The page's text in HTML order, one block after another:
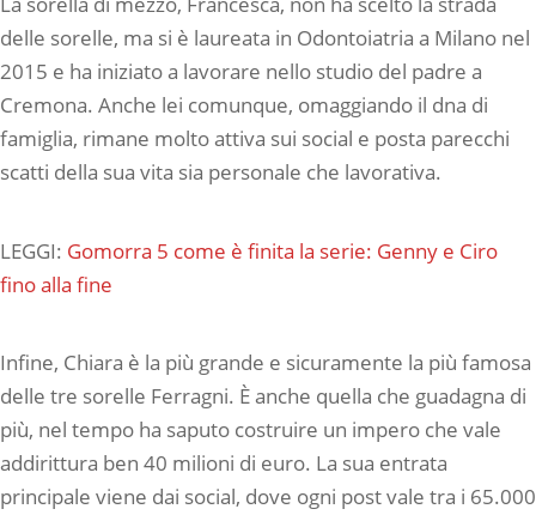
delle sorelle, ma si è laureata in Odontoiatria a Milano nel
2015 e ha iniziato a lavorare nello studio del padre a
Cremona. Anche lei comunque, omaggiando il dna di
famiglia, rimane molto attiva sui social e posta parecchi
scatti della sua vita sia personale che lavorativa.
LEGGI: Gomorra 5 come è finita la serie: Genny e Ciro
fino alla fine
Infine, Chiara è la più grande e sicuramente la più famosa
delle tre sorelle Ferragni. È anche quella che guadagna di
più, nel tempo ha saputo costruire un impero che vale
addirittura ben 40 milioni di euro. La sua entrata
principale viene dai social, dove ogni post vale tra i 65.000